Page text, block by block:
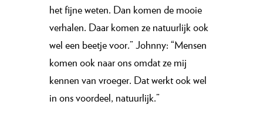
het fijne weten. Dan komen de mooie
verhalen. Daar komen ze natuurlijk ook
wel een beetje voor.” Johnny: “Mensen
komen ook naar ons omdat ze mij
kennen van vroeger. Dat werkt ook wel
in ons voordeel, natuurlijk.”